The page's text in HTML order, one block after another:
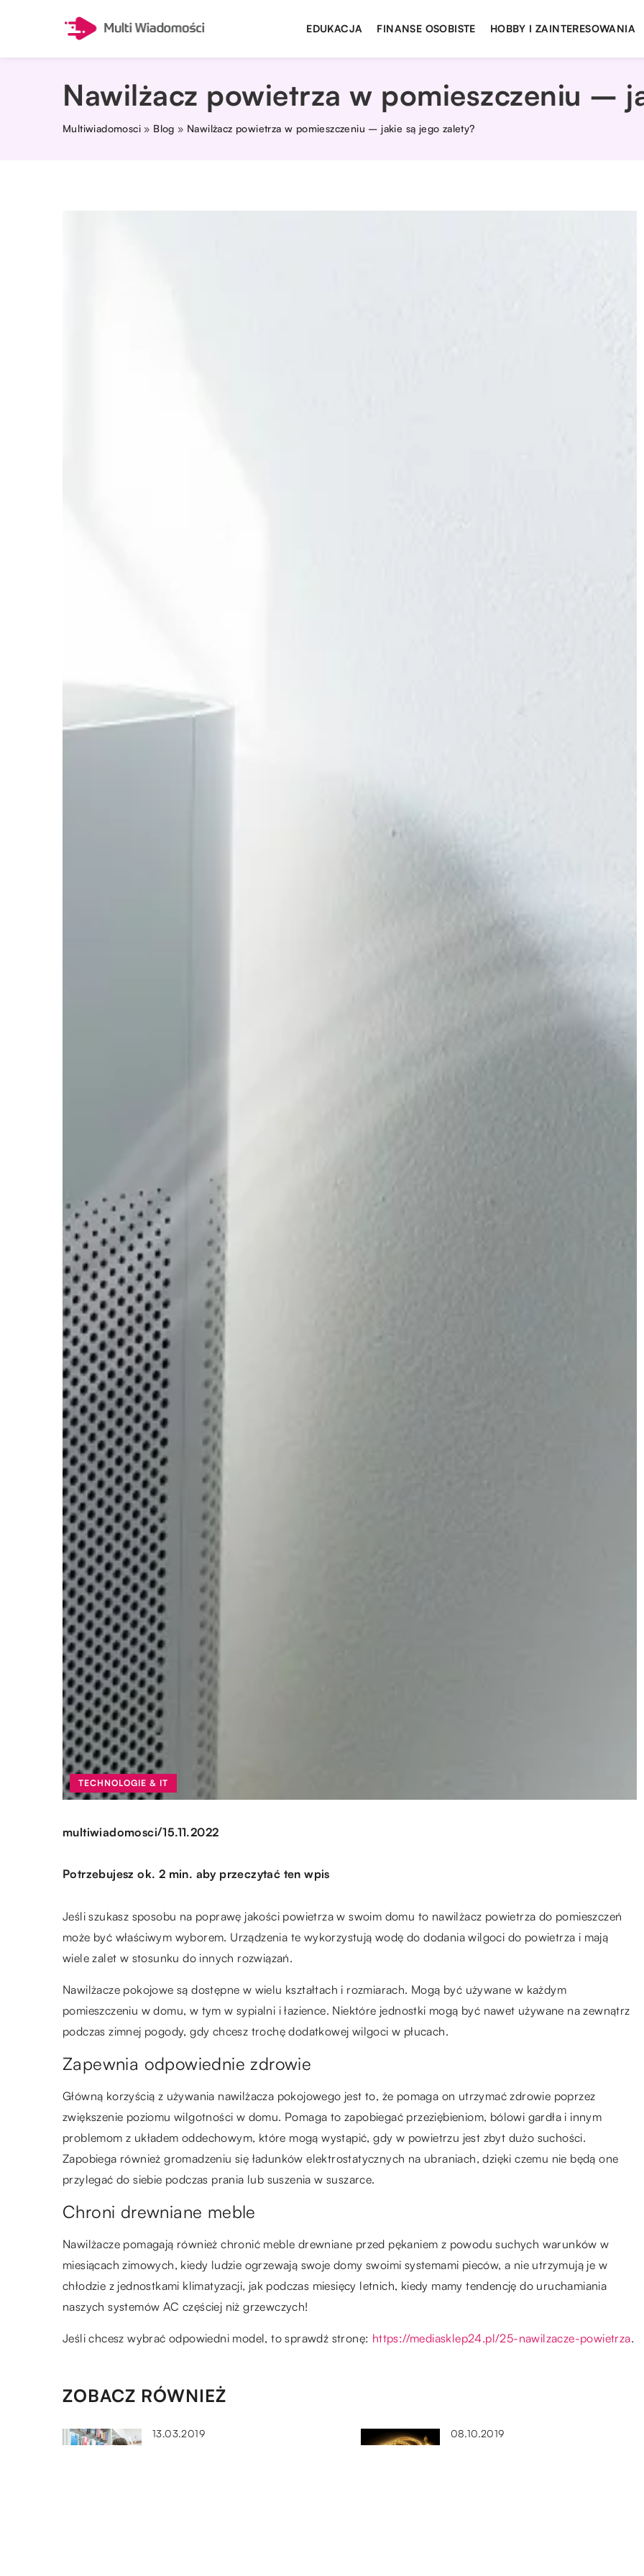
EDUKACJA FINANSE OSOBISTE HOBBY I ZAINTERESOWANIA
Nawilżacz powietrza w pomieszczeniu –
Multiwiadomosci » Blog » Nawilżacz powietrza w pomieszczeniu – jakie są jego zalety?
TECHNOLOGIE & IT
multiwiadomosci/15.11.2022
Potrzebujesz ok. 2 min. aby przeczytać ten wpis
Jeśli szukasz sposobu na poprawę jakości powietrza w swoim domu to nawilżacz powietrza do pomieszczeń
może być właściwym wyborem. Urządzenia te wykorzystują wodę do dodania wilgoci do powietrza i mają
wiele zalet w stosunku do innych rozwiązań.
Nawilżacze pokojowe są dostępne w wielu kształtach i rozmiarach. Mogą być używane w każdym
pomieszczeniu w domu, w tym w sypialni i łazience. Niektóre jednostki mogą być nawet używane na zewnątrz
podczas zimnej pogody, gdy chcesz trochę dodatkowej wilgoci w płucach.
Zapewnia odpowiednie zdrowie
Główną korzyścią z używania nawilżacza pokojowego jest to, że pomaga on utrzymać zdrowie poprzez
zwiększenie poziomu wilgotności w domu. Pomaga to zapobiegać przeziębieniom, bólowi gardła i innym
problemom z układem oddechowym, które mogą wystąpić, gdy w powietrzu jest zbyt dużo suchości.
Zapobiega również gromadzeniu się ładunków elektrostatycznych na ubraniach, dzięki czemu nie będą one
przylegać do siebie podczas prania lub suszenia w suszarce.
Chroni drewniane meble
Nawilżacze pomagają również chronić meble drewniane przed pękaniem z powodu suchych warunków w
miesiącach zimowych, kiedy ludzie ogrzewają swoje domy swoimi systemami pieców, a nie utrzymują je w
chłodzie z jednostkami klimatyzacji, jak podczas miesięcy letnich, kiedy mamy tendencję do uruchamiania
naszych systemów AC częściej niż grzewczych!
Jeśli chcesz wybrać odpowiedni model, to sprawdź stronę: https://mediasklep24.pl/25-nawilzacze-powietrza.
ZOBACZ RÓWNIEŻ
13.03.2019 08.10.2019